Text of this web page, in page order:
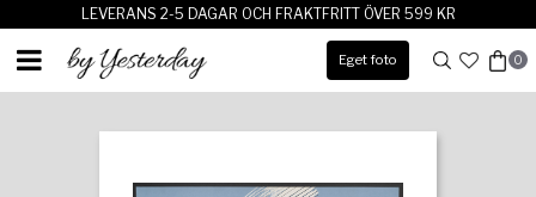
LEVERANS 2-5 DAGAR OCH FRAKTFRITT ÖVER 599 KR
Eget foto 0